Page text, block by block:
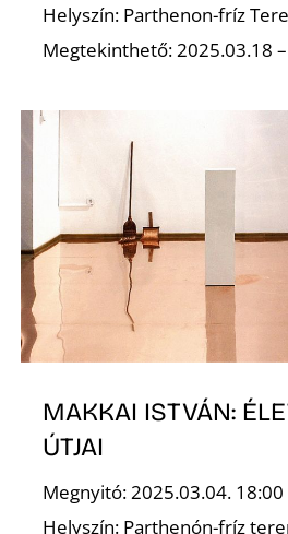
Helyszín: Parthenon-fríz
Megtekinthető: 2025.03.18
MAKKAI ISTVÁN:
ÚTJAI
Megnyitó: 2025.03.04. 18:00
Helyszín: Parthenón-fríz